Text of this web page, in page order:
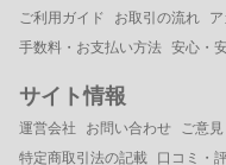
ご利用ガイド お取引の流れ
手数料・お支払い方法 安心・
サイト情報
運営会社 お問い合わせ ご意
特定商取引法の記載
口コミ・